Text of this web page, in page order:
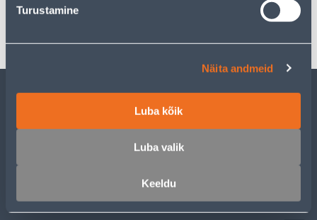
Turustamine
Näita andmeid
Luba kõik
Luba valik
Keeldu